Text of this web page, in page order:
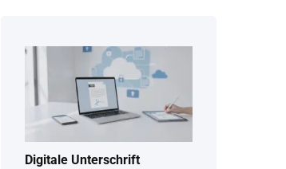
Digitale Unterschrift